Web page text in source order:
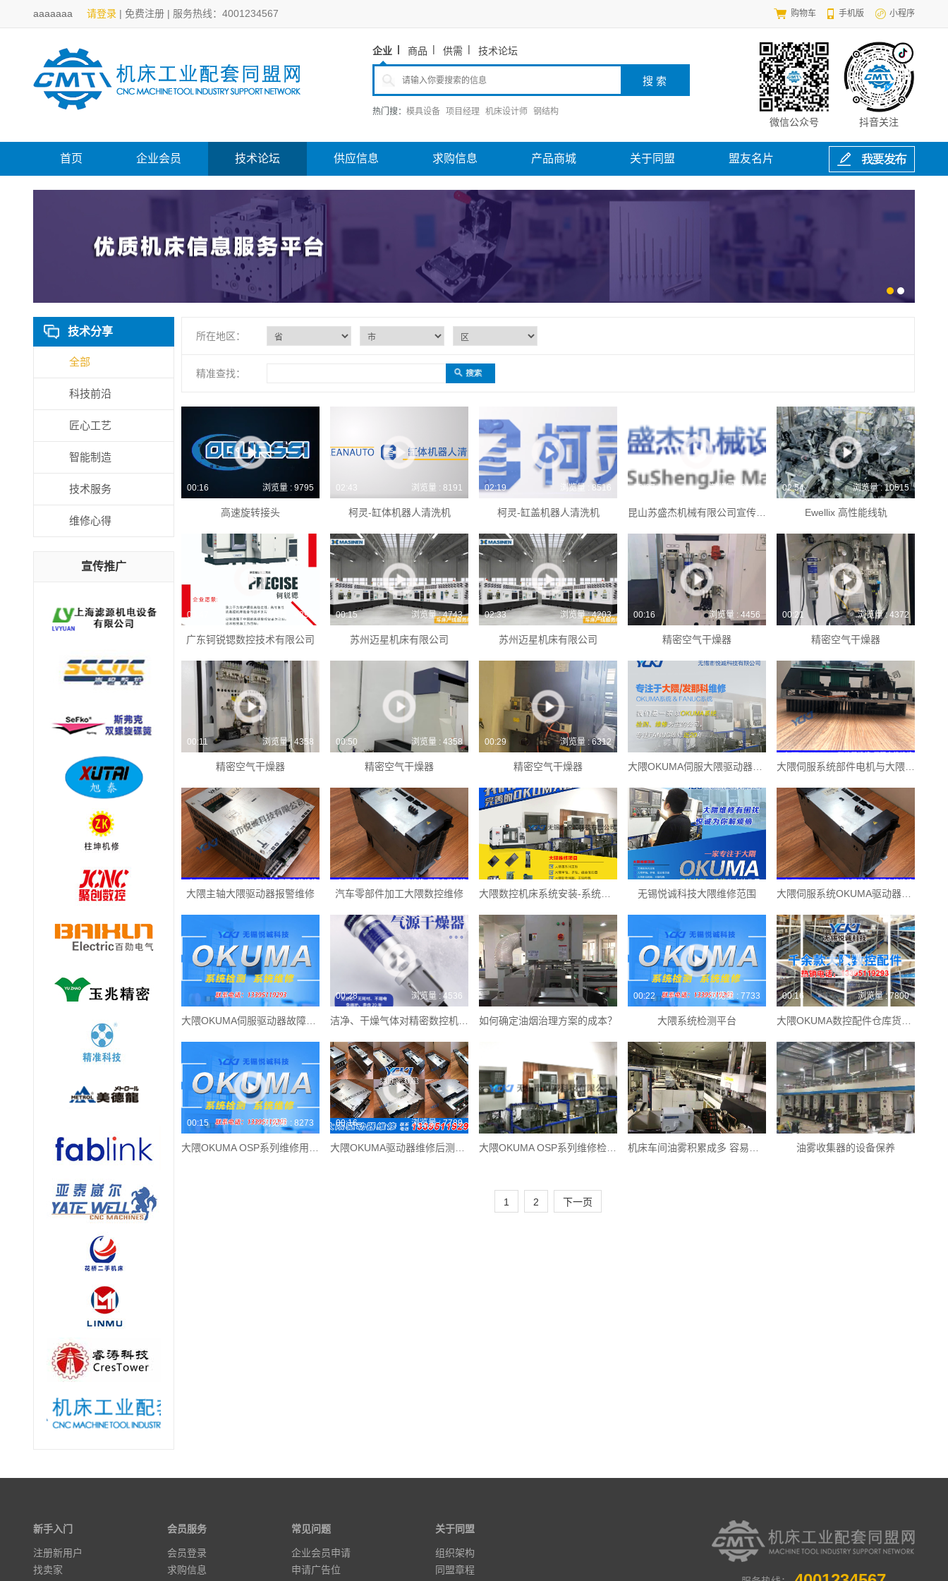
aaaaaaa 请登录 | 免费注册 | 服务热线：4001234567 购物车 手机版 小程序
企业 商品 供需 技术论坛
热门搜： 模具设备 项目经理 机床设计师 钢结构
抖音关注
微信公众号
首页 企业会员 技术论坛 供应信息 求购信息 产品商城 关于同盟 盟友名片
技术分享
全部
科技前沿
匠心工艺
智能制造
技术服务
维修心得
宣传推广
所在地区：
精准查找：
00:16 浏览量 : 9795
高速旋转接头
02:43 浏览量 : 8191
柯灵-缸体机器人清洗机
02:19 浏览量 : 8516
柯灵-缸盖机器人清洗机
00:27 浏览量 : 8180 02:54 浏览量 : 10515
Ewellix 高性能线轨
00:47 浏览量 : 4296
广东钶锐锶数控技术有限公司
00:15 浏览量 : 4743
苏州迈星机床有限公司
02:33 浏览量 : 4203
苏州迈星机床有限公司
00:16 浏览量 : 4456
精密空气干燥器
00:21 浏览量 : 4372
精密空气干燥器
00:11 浏览量 : 4358
精密空气干燥器
00:50 浏览量 : 4358
精密空气干燥器
00:29 浏览量 : 6312
精密空气干燥器
大隈主轴大隈驱动器报警维修 汽车零部件加工大隈数控维修 无锡悦诚科技大隈维修范围
00:28 浏览量 : 4536
如何确定油烟治理方案的成本？
00:22 浏览量 : 7733
大隈系统检测平台
00:16 浏览量 : 7800
00:15 浏览量 : 8273 00:16 浏览量 : 7789
油雾收集器的设备保养
1 2 下一页
新手入门
注册新用户
找卖家
会员服务
会员登录
求购信息
常见问题
企业会员申请
申请广告位
关于同盟
组织架构
同盟章程